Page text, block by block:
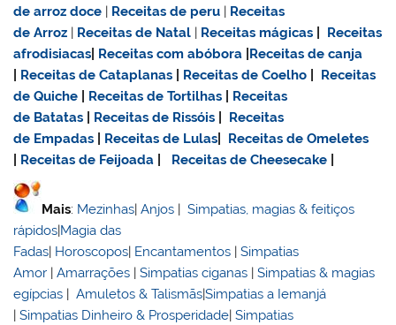
dearroz doce | Receitas de peru | Receitas
de Arroz | Receitas de Natal | Receitas mágicas
Receitas
afrodisiacas Receitas com abóbora Receitas de canja
Receitas de Cataplanas Receitas de Coelho
Receitas
de Quiche
Receitas de Tortilhas
Receitas
de Batatas
Receitas de Rissóis
Receitas
de Empadas
Receitas de Lulas
Receitas de Omeletes
Receitas de Feijoada Receitas de Cheesecake
Mais: Mezinhas |Anjos |Simpatias, magias & feitiços
rápidos Magia das
Fadas Horoscopos Encantamentos |Simpatias
Amor |Amarrações |Simpatias ciganas |Simpatias & magias
egípcias |Amuletos & Talismãs|Simpatias a Iemanjá
|Simpatias Dinheiro & Prosperidade |Simpatias